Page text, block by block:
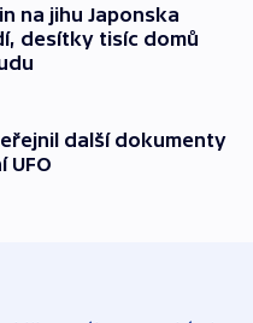
na jihu Japonska
desítky tisíc domů
další dokumenty
UFO